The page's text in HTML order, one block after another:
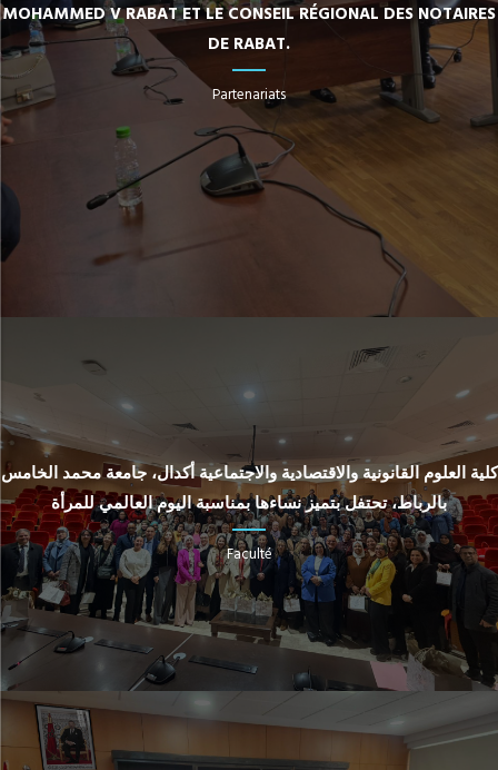
MOHAMMED V RABAT ET LE CONSEIL RÉGIONAL DES NOTAIRES
DE RABAT.
Partenariats
كلية العلوم القانونية والاقتصادية والاجتماعية أكدال، جامعة محمد الخامس
بالرباط، تحتفل بتميز نساءها بمناسبة اليوم العالمي للمرأة
Faculté